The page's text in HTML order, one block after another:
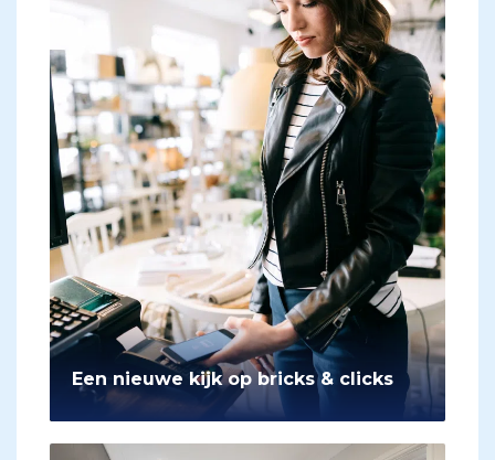
Een nieuwe kijk op bricks & clicks